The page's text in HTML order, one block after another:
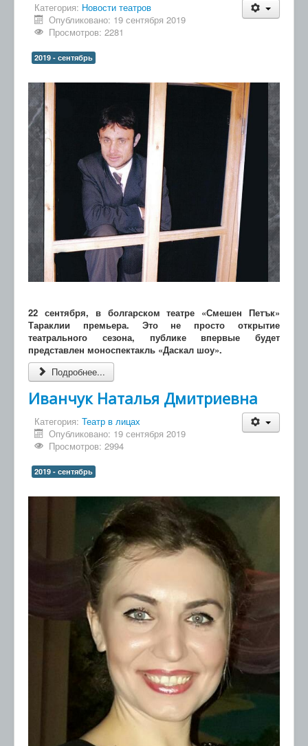
Категория: Новости театров
Опубликовано: 19 сентября 2019
Просмотров: 2281
2019 - сентябрь
22 сентября, в болгарском театре «Смешен Петък»
Тараклии премьера. Это не просто открытие
театрального сезона, публике впервые будет
представлен моноспектакль «Даскал шоу».
Подробнее...
Иванчук Наталья Дмитриевна
Категория: Театр в лицах
Опубликовано: 19 сентября 2019
Просмотров: 2994
2019 - сентябрь